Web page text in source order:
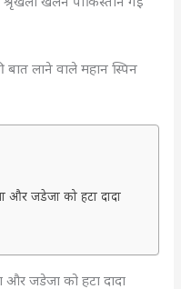
बात लाने वाले महान स्पिन
जडेजा को हटा दादा
जडेजा को हटा दादा